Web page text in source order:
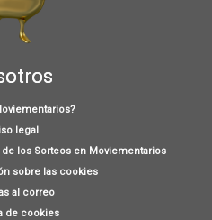
legal
los Sorteos en Moviementarios
sobre las cookies
al correo
de cookies